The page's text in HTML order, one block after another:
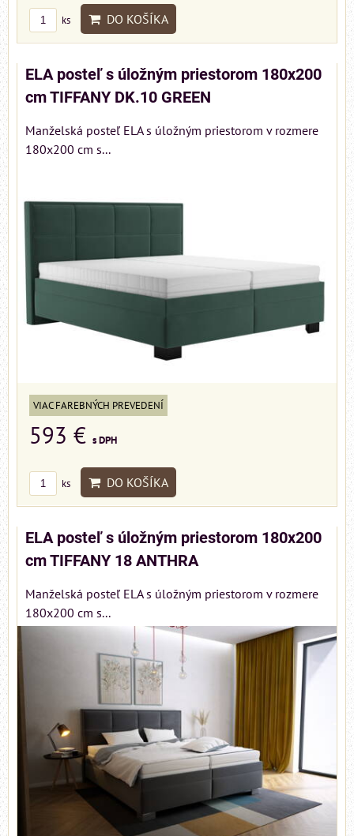
ks DO KOŠÍKA
ELA posteľ s úložným priestorom 180x200
cm TIFFANY DK.10 GREEN
Manželská posteľ ELA s úložným priestorom v rozmere
180x200 cm s...
VIAC FAREBNÝCH PREVEDENÍ
593 € s DPH
ks DO KOŠÍKA
ELA posteľ s úložným priestorom 180x200
cm TIFFANY 18 ANTHRA
Manželská posteľ ELA s úložným priestorom v rozmere
180x200 cm s...